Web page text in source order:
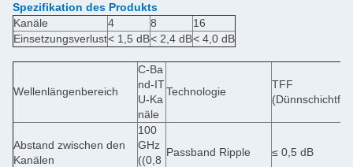
Spezifikation des Produkts
Kanäle
4 8
16
Einsetzungsverlust< 1,5 dB< 2,4 dB< 4,0 dB
Wellenlängenbereich
C-Ba
nd-IT
U-Ka
näle
Technologie
TFF
Abstand zwischen den
Kanälen
100
GHz
((0,8
Passband Ripple ≤ 0,5 dB